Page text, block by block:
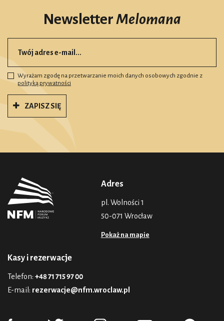
NewsletterMelomana
Wyrażam zgodę na przetwarzanie moich danych osobowych zgodnie z
polityką prywatności
ZAPISZ SIĘ
Adres
pl. Wolności 1
50-071 Wrocław
Pokaż na mapie
Kasy i rezerwacje
Telefon: +48 71 715 97 00
E-mail: rezerwacje@nfm.wroclaw.pl